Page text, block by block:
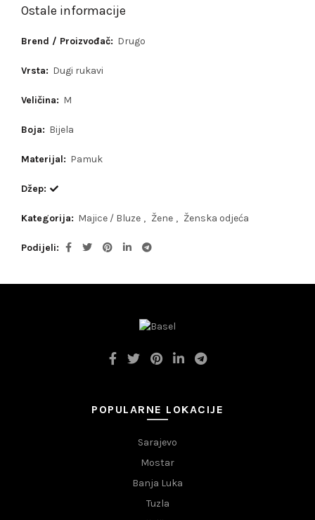
Ostale informacije
Brend / Proizvođač: Drugo
Vrsta: Dugi rukavi
Veličina: M
Boja: Bijela
Materijal: Pamuk
Džep:
Kategorija: Majice / Bluze , Žene , Ženska odjeća
Podijeli
POPULARNE LOKACIJE
Sarajevo
Mostar
Banja Luka
Tuzla